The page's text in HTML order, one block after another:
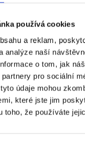
používá cookies
a reklam,
analýze naší
o tom, jak
pro sociální
údaje mohou
které jste jim
toho, že používáte
Popular
(Ne)komunikace se
zaměstnavatelem
18. 9. 2025